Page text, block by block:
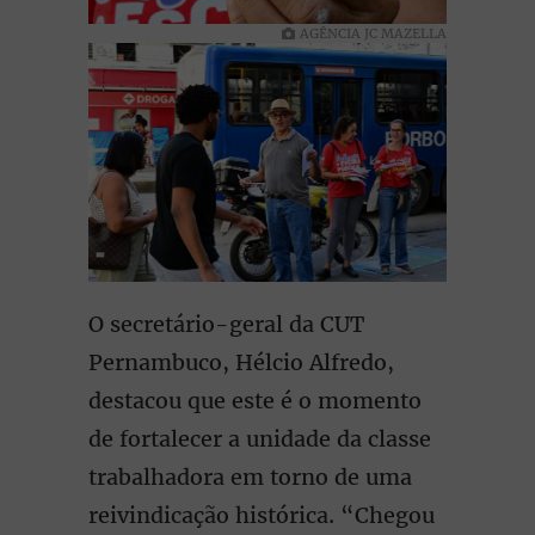
AGÊNCIA JC MAZELLA
O secretário-geral da CUT
Pernambuco, Hélcio Alfredo,
destacou que este é o momento
de fortalecer a unidade da classe
trabalhadora em torno de uma
reivindicação histórica. “Chegou